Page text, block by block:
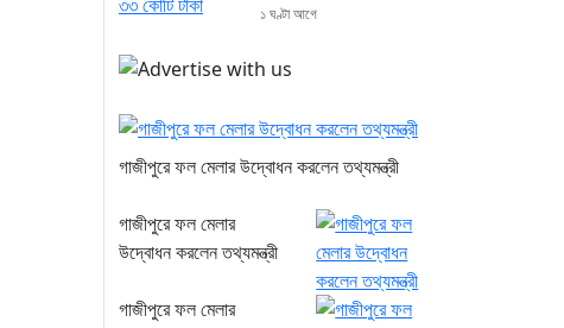
১ ঘণ্টা আগে
গাজীপুরে ফল মেলার উদ্বোধন করলেন তথ্যমন্ত্রী
গাজীপুরে ফল মেলার
উদ্বোধন করলেন তথ্যমন্ত্রী
গাজীপুরে ফল মেলার